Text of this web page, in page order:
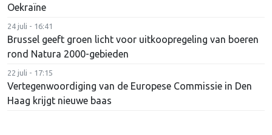
Oekraïne
24 juli - 16:41
Brussel geeft groen licht voor uitkoopregeling van boeren
rond Natura 2000-gebieden
22 juli - 17:15
Vertegenwoordiging van de Europese Commissie in Den
Haag krijgt nieuwe baas